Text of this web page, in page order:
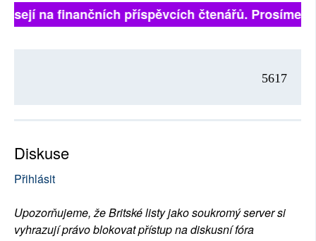
na finančních příspěvcích čtenářů. Prosíme,
5617
Diskuse
Přihlásit
Upozorňujeme, že Britské listy jako soukromý server si
vyhrazují právo blokovat přístup na diskusní fóra